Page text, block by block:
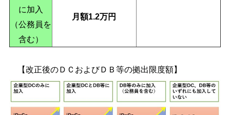
に加入
（公務員を
含む）
月額1.2万円
【改正後のＤＣおよびＤＢ等の拠出限度額】